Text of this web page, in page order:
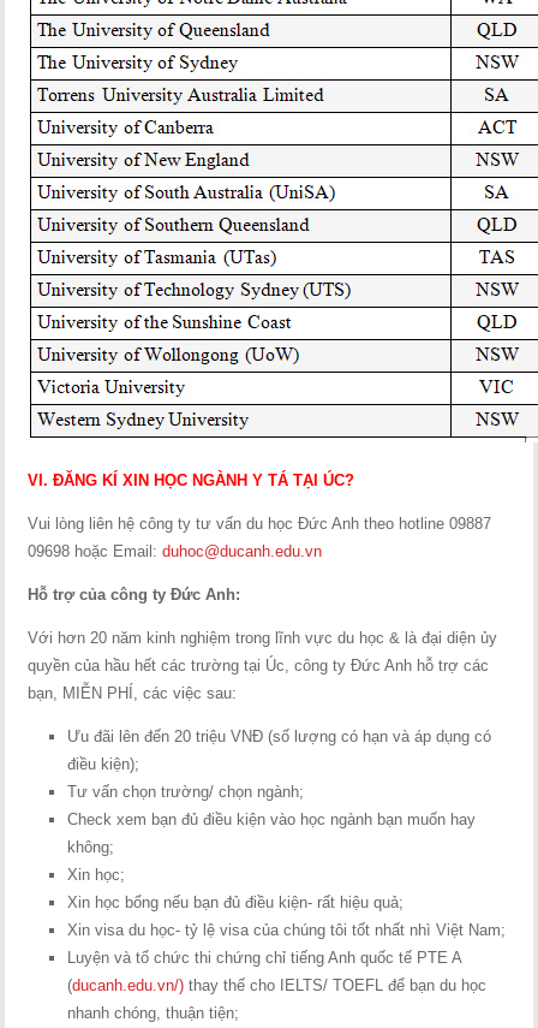
VI. ĐĂNG KÍ XIN HỌC NGÀNH Y TÁ TẠI ÚC?
Vui lòng liên hệ công ty tư vấn du học Đức Anh theo hotline 09887
09698 hoặc Email:duhoc@ducanh.edu.vn
Hỗ trợ của công ty Đức Anh:
Với hơn 20 năm kinh nghiệm trong lĩnh vực du học & là đại diện ủy
quyền của hầu hết các trường tại Úc, công ty Đức Anh hỗ trợ các
bạn, MIỄN PHÍ, các việc sau:
Ưu đãi lên đến 20 triệu VNĐ (số lượng có hạn và áp dụng có
điều kiện);
Tư vấn chọn trường/ chọn ngành;
Check xem bạn đủ điều kiện vào học ngành bạn muốn hay
không;
Xin học;
Xin học bổng nếu bạn đủ điều kiện- rất hiệu quả;
Xin visa du học- tỷ lệ visa của chúng tôi tốt nhất nhì Việt Nam;
Luyện và tổ chức thi chứng chỉ tiếng Anh quốc tế PTE A
(ducanh.edu.vn/) thay thế cho IELTS/ TOEFL để bạn du học
nhanh chóng, thuận tiện;